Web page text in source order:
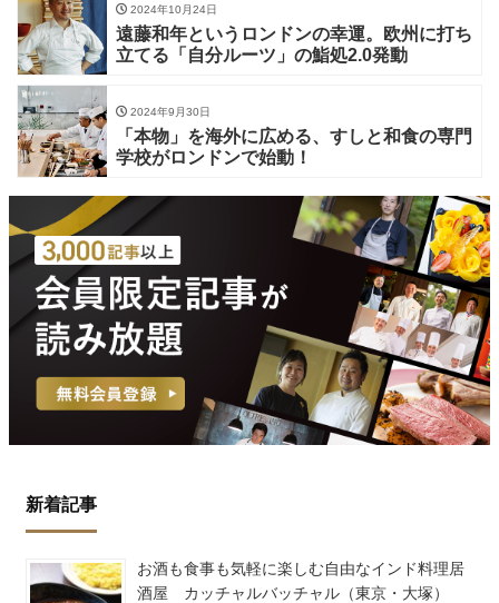
2024年10月24日
遠藤和年というロンドンの幸運。欧州に打ち
立てる「自分ルーツ」の鮨処2.0発動
2024年9月30日
「本物」を海外に広める、すしと和食の専門
学校がロンドンで始動！
新着記事
お酒も食事も気軽に楽しむ自由なインド料理居
酒屋 カッチャルバッチャル（東京・大塚）